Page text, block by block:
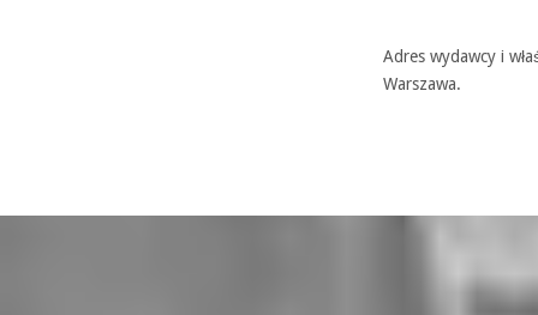
Adres wydawcy i
Warszawa.